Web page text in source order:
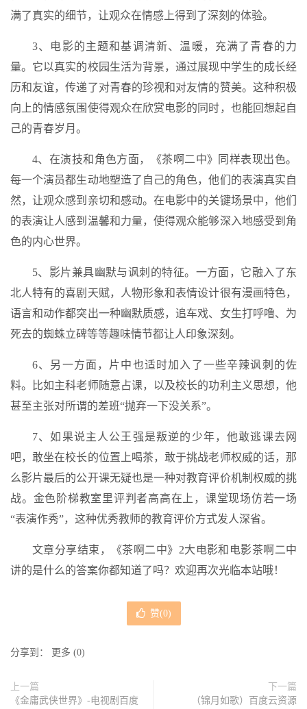
满了真实的细节，让观众在情感上得到了深刻的体验。
3、电影的主题和基调清新、温暖，充满了青春的力
量。它以真实的校园生活为背景，通过展现中学生的成长经
历和友谊，传递了对青春的珍视和对友情的赞美。这种积极
向上的情感氛围使得观众在欣赏电影的同时，也能回想起自
己的青春岁月。
4、在演技和角色方面，《茶啊二中》同样表现出色。
每一个演员都生动地塑造了自己的角色，他们的表演真实自
然，让观众感到亲切和感动。在电影中的关键场景中，他们
的表演让人感到温馨和力量，使得观众能够深入地感受到角
色的内心世界。
5、影片兼具幽默与讽刺的特征。一方面，它融入了东
北人特有的喜剧天赋，人物形象和表情设计很有漫画特色，
语言和动作都突出一种幽默质感，追车戏、女生打呼噜、为
死去的蜘蛛立碑等等趣味情节都让人印象深刻。
6、另一方面，片中也适时加入了一些辛辣讽刺的佐
料。比如主科老师随意占课，以及校长的功利主义思想，他
甚至主张对所谓的差班“抛弃一下没关系”。
7、如果说主人公王强是叛逆的少年，他敢逃课去网
吧，敢坐在校长的位置上喝茶，敢于挑战老师权威的话，那
么影片最后的公开课无疑也是一种对教育评价机制权威的挑
战。金色阶梯教室里评判者高高在上，课堂现场仿若一场
“表演作秀”，这种优秀教师的教育评价方式发人深省。
文章分享结束，《茶啊二中》2大电影和电影茶啊二中
讲的是什么的答案你都知道了吗？欢迎再次光临本站哦！
赞(0)
分享到： 更多 (0)
上一篇
《金庸武侠世界》-电视剧百度
下一篇
（锦月如歌）百度云资源